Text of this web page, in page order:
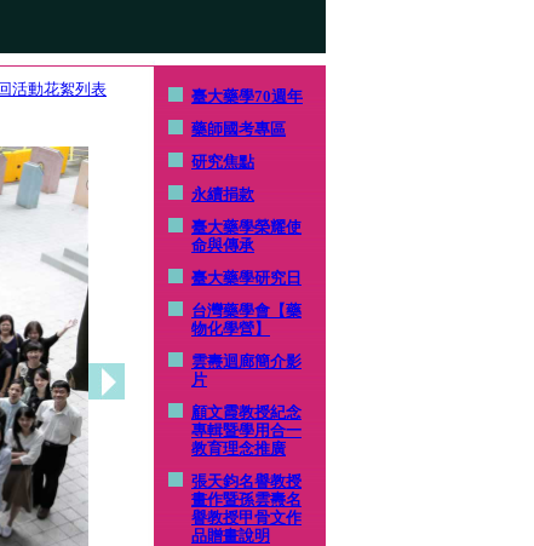
回活動花絮列表
臺大藥學70週年
藥師國考專區
研究焦點
永續捐款
臺大藥學榮耀使
命與傳承
臺大藥學研究日
台灣藥學會【藥
物化學營】
雲燾迴廊簡介影
片
顧文霞教授紀念
專輯暨學用合一
教育理念推廣
張天鈞名譽教授
畫作暨孫雲燾名
譽教授甲骨文作
品贈畫說明